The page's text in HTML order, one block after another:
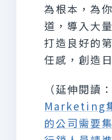
為根本，為
道，導入大
打造良好的
任感，創造
（延伸閱讀：
Marketing
的公司需要